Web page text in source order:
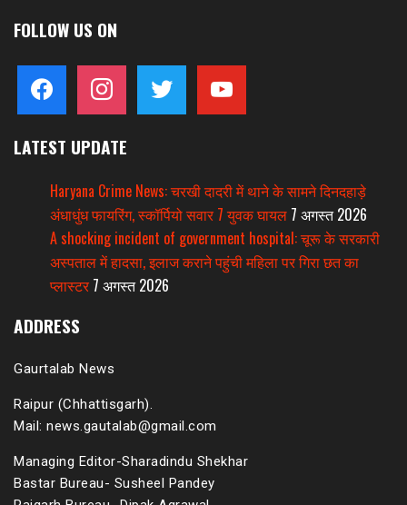
FOLLOW US ON
facebook instagram twitter
LATEST UPDATE
Haryana Crime News: चरखी दादरी में थाने के सामने दिनदहाड़े
अंधाधुंध फायरिंग, स्कॉर्पियो सवार 7 युवक घायल 7 अगस्त 2026
A shocking incident of government hospital: चूरू के सरकारी
अस्पताल में हादसा, इलाज कराने पहुंची महिला पर गिरा छत का
प्लास्टर 7 अगस्त 2026
ADDRESS
Gaurtalab News
Raipur (Chhattisgarh).
Mail: news.gautalab@gmail.com
Managing Editor-Sharadindu Shekhar
Bastar Bureau- Susheel Pandey